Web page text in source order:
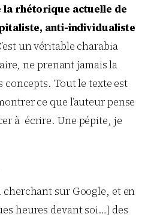
rhétorique actuelle de
anti-individualiste
un véritable charabia
ne prenant jamais la
concepts. Tout le texte est
ce que l’auteur pense
à écrire. Une pépite, je
sur Google, et en
heures devant soi…] des